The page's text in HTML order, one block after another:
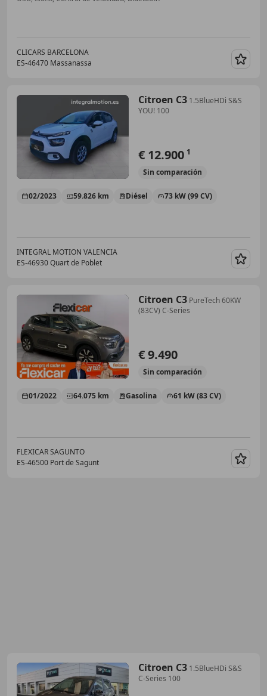
CLICARS BARCELONA
ES-46470 Massanassa
Citroen C3 1.5BlueHDi S&S
YOU! 100
€ 12.900 1
Sin comparación
02/2023 59.826 km Diésel 73 kW (99 CV)
INTEGRAL MOTION VALENCIA
ES-46930 Quart de Poblet
Citroen C3 PureTech 60KW
(83CV) C-Series
€ 9.490
Sin comparación
01/2022 64.075 km Gasolina 61 kW (83 CV)
FLEXICAR SAGUNTO
ES-46500 Port de Sagunt
Citroen C3 1.5BlueHDi S&S
C-Series 100